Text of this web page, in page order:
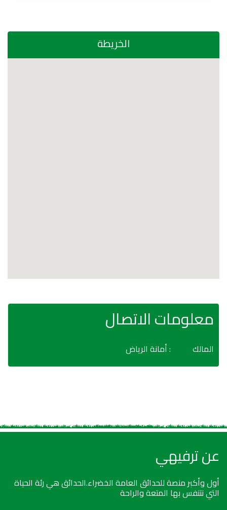
الخريطة
معلومات الاتصال
المالك : أمانة الرياض
عن ترفيهي
أول وأكبر منصة للحدائق العامة الخضراء.الحدائق هي رئة الحياة
التي نتنفس بها المتعة والراحة